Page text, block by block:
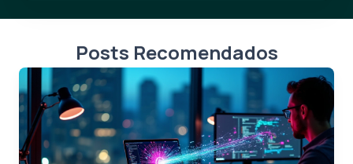
Posts Recomendados